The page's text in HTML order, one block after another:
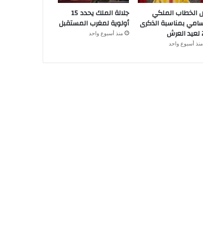
الخطاب الملكي
بمناسبة الذكرى
منذ أسبوع واحد
جلالة الملك يحدد 15
أولوية لمغرب المستقبل
منذ أسبوع واحد